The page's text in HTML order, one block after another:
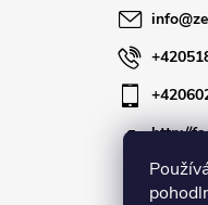
info@
http://